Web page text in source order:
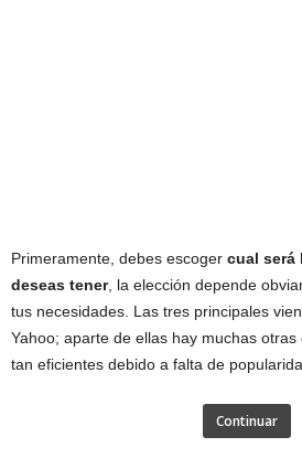
Primeramente, debes escoger cual será
deseas tener, la elección depende
tus necesidades. Las tres principales
Yahoo; aparte de ellas hay muchas
tan eficientes debido a falta de
Continuar